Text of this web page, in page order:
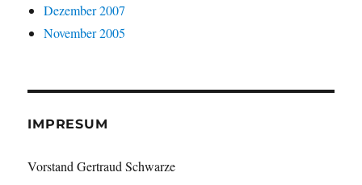
Dezember 2007
November 2005
IMPRESUM
Vorstand Gertraud Schwarze